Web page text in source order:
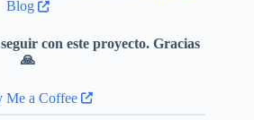
Blog
con este proyecto. Gracias
🙏